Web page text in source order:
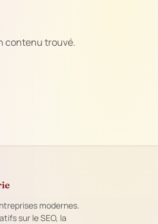
contenu trouvé.
modernes.
sur le SEO, la